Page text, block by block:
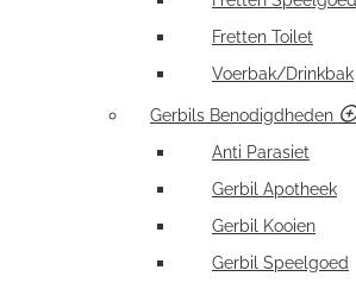
Fretten Toilet
Voerbak/Drinkbak
Gerbils Benodigdheden
Anti Parasiet
Gerbil Apotheek
Gerbil Kooien
Gerbil Speelgoed